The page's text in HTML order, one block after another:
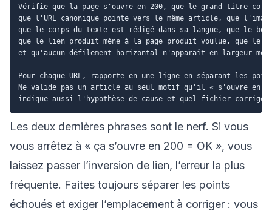
Vérifie que la page s'ouvre en 200, que le grand titre
que l'URL canonique pointe vers le même article, que
que le corps du texte est rédigé dans sa langue, que le
que le lien produit mène à la page produit voulue, que le
et qu'aucun défilement horizontal n'apparaît en largeur
Pour chaque URL, rapporte en une ligne en séparant les
Ne valide pas un article au seul motif qu'il « s'ouvre en
Les deux dernières phrases sont le nerf. Si vous
vous arrêtez à « ça s’ouvre en 200 = OK », vous
laissez passer l’inversion de lien, l’erreur la plus
fréquente. Faites toujours séparer les points
échoués et exiger l’emplacement à corriger : vous